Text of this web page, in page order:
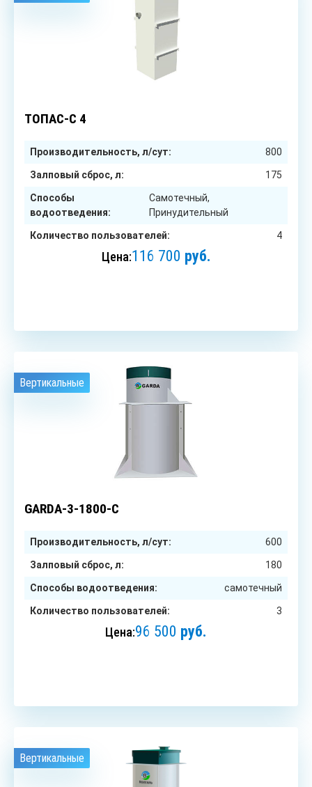
ТОПАС-С 4
Производительность, л/сут: 800
Залповый сброс, л: 175
Способы
водоотведения:
Самотечный,
Принудительный
Количество пользователей: 4
Цена:116 700 руб.
Вертикальные
GARDA-3-1800-C
Производительность, л/сут: 600
Залповый сброс, л: 180
Способы водоотведения: самотечный
Количество пользователей: 3
Цена:96 500 руб.
Вертикальные